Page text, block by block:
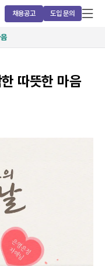
채용공고 도입 문의
따뜻한 마음